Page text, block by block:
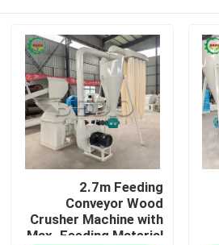
2.7m Feeding
Conveyor Wood
Crusher Machine with
Max. Feeding Material